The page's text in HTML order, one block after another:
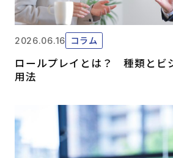
2026.06.16 コラム
ロールプレイとは？ 種類とビ
用法